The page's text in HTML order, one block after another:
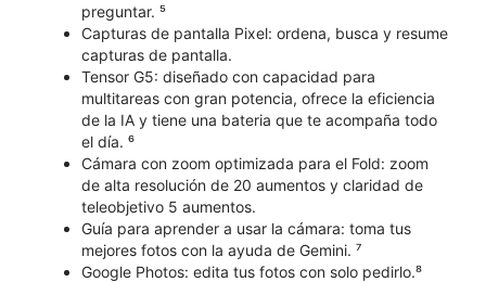
preguntar. ⁵
​​​​​​​Capturas de pantalla Pixel: ordena, busca y resume
capturas de pantalla.
Tensor G5: diseñado con capacidad para
multitareas con gran potencia, ofrece la eficiencia
de la IA y tiene una bateria que te acompaña todo
el día. ⁶
Cámara con zoom optimizada para el Fold: zoom
de alta resolución de 20 aumentos y claridad de
teleobjetivo 5 aumentos.
Guía para aprender a usar la cámara: toma tus
mejores fotos con la ayuda de Gemini. ⁷
Google Photos: edita tus fotos con solo pedirlo.⁸